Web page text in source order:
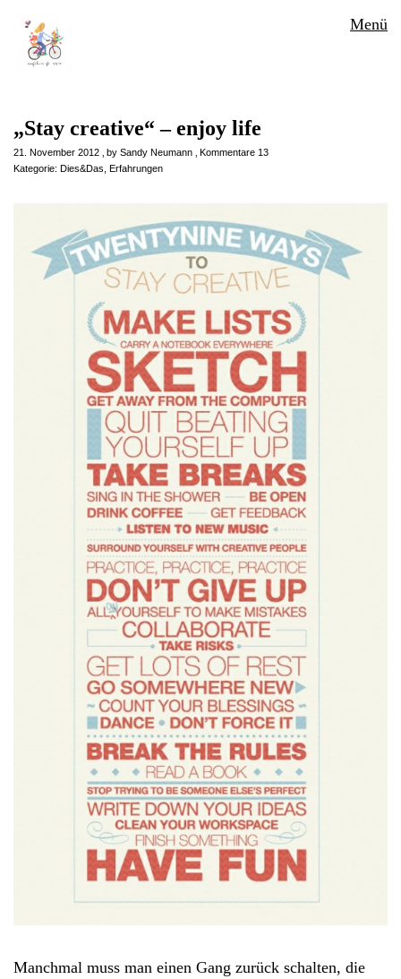
Menü
„Stay creative“ – enjoy life
21. November 2012 by Sandy Neumann
Kommentare 13
Kategorie: Dies&Das Erfahrungen
Manchmal muss man einen Gang zurück schalten, die